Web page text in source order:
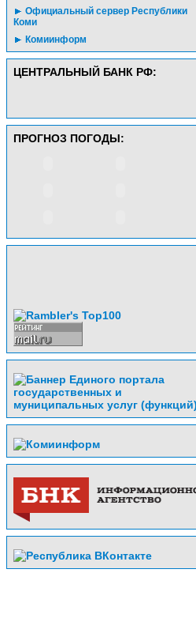
Официальный сервер Республики
Коми
Комиинформ
ЦЕНТРАЛЬНЫЙ БАНК РФ:
ПРОГНОЗ ПОГОДЫ: